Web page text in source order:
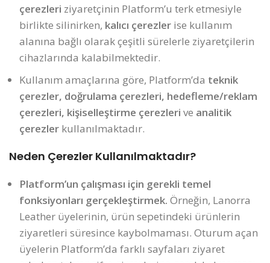
çerezleri ziyaretçinin Platform’u terk etmesiyle
birlikte silinirken, kalıcı çerezler ise kullanım
alanına bağlı olarak çeşitli sürelerle ziyaretçilerin
cihazlarında kalabilmektedir.
Kullanım amaçlarına göre, Platform’da teknik
çerezler, doğrulama çerezleri, hedefleme/reklam
çerezleri, kişiselleştirme çerezleri ve analitik
çerezler kullanılmaktadır.
Neden Çerezler Kullanılmaktadır?
Platform’un çalışması için gerekli temel
fonksiyonları gerçekleştirmek. Örneğin, Lanorra
Leather üyelerinin, ürün sepetindeki ürünlerin
ziyaretleri süresince kaybolmaması. Oturum açan
üyelerin Platform’da farklı sayfaları ziyaret